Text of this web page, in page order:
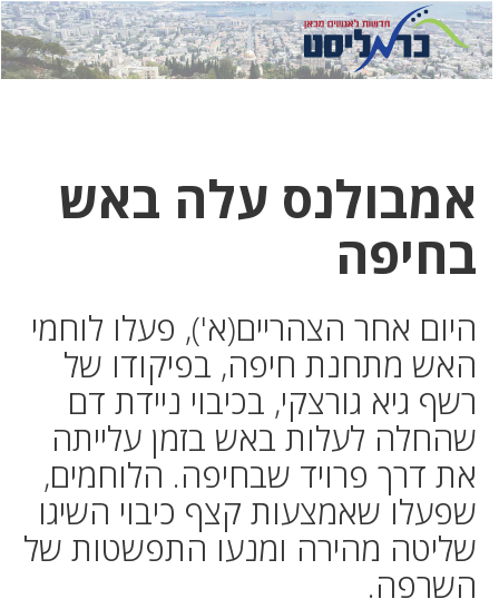
לחץ
כאן
לחץ
כדי
אמבולנס עלה באש
בחיפה
היום אחר הצהריים(א'), פעלו לוחמי
האש מתחנת חיפה, בפיקודו של
רשף גיא גורצקי, בכיבוי ניידת דם
שהחלה לעלות באש בזמן עלייתה
את דרך פרויד שבחיפה. הלוחמים,
שפעלו שאמצעות קצף כיבוי השיגו
שליטה מהירה ומנעו התפשטות של
השרפה.